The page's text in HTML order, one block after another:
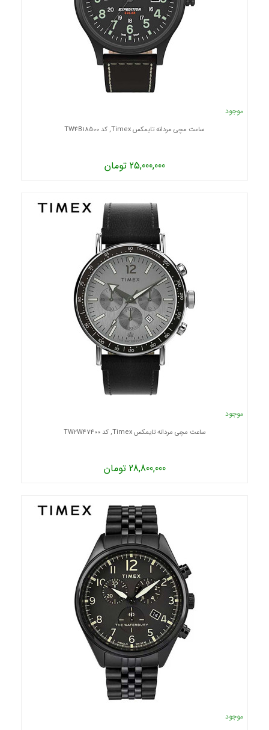
موجود
ساعت مچی مردانه تایمکس Timex, کد TW4B18500
25,000,000 تومان
موجود
ساعت مچی مردانه تایمکس Timex, کد TW2W47400
28,800,000 تومان
موجود